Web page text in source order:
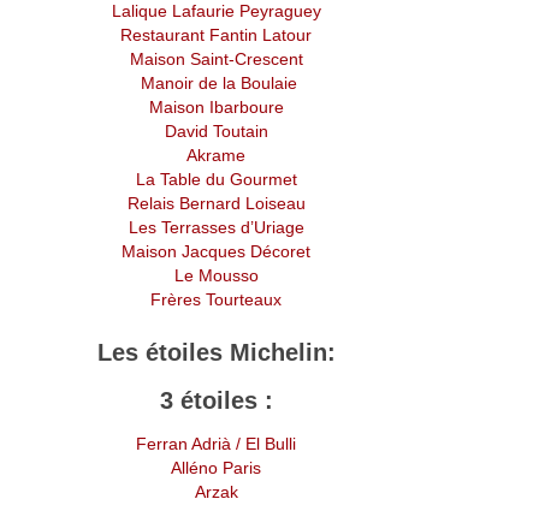
Lalique Lafaurie Peyraguey
Restaurant Fantin Latour
Maison Saint-Crescent
Manoir de la Boulaie
Maison Ibarboure
David Toutain
Akrame
La Table du Gourmet
Relais Bernard Loiseau
Les Terrasses d’Uriage
Maison Jacques Décoret
Le Mousso
Frères Tourteaux
Les étoiles Michelin:
3 étoiles :
Ferran Adrià / El Bulli
Alléno Paris
Arzak